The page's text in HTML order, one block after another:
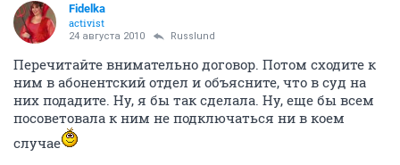
Fidelka
activist
24 августа 2010 Russlund
Перечитайте внимательно договор. Потом сходите к
ним в абонентский отдел и объясните, что в суд на
них подадите. Ну, я бы так сделала. Ну, еще бы всем
посоветовала к ним не подключаться ни в коем
случае